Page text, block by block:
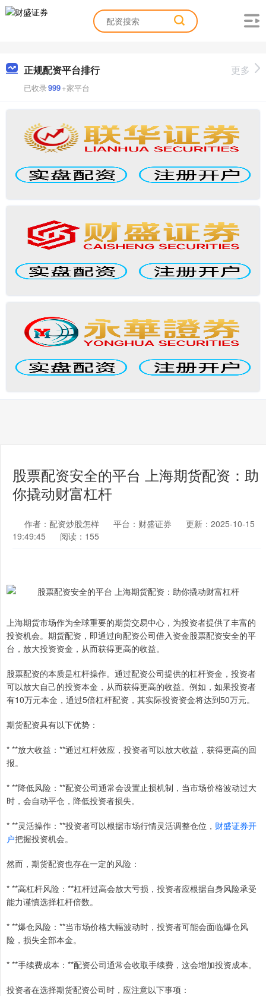
正规配资平台排行
已收录999+家平台
更多
股票配资安全的平台 上海期货配资：助
你撬动财富杠杆
作者：配资炒股怎样 平台：财盛证券
更新：2025-10-15
19:49:45
阅读：155
上海期货市场作为全球重要的期货交易中心，为投资者提供了丰富的
投资机会。期货配资，即通过向配资公司借入资金股票配资安全的平
台，放大投资资金，从而获得更高的收益。
股票配资的本质是杠杆操作。通过配资公司提供的杠杆资金，投资者
可以放大自己的投资本金，从而获得更高的收益。例如，如果投资者
有10万元本金，通过5倍杠杆配资，其实际投资资金将达到50万元。
期货配资具有以下优势：
* **放大收益：**通过杠杆效应，投资者可以放大收益，获得更高的回
报。
* **降低风险：**配资公司通常会设置止损机制，当市场价格波动过大
时，会自动平仓，降低投资者损失。
* **灵活操作：**投资者可以根据市场行情灵活调整仓位， 财盛证券开
户把握投资机会。
然而，期货配资也存在一定的风险：
* **高杠杆风险：**杠杆过高会放大亏损，投资者应根据自身风险承受
能力谨慎选择杠杆倍数。
* **爆仓风险：**当市场价格大幅波动时，投资者可能会面临爆仓风
险，损失全部本金。
* **手续费成本：**配资公司通常会收取手续费，这会增加投资成本。
投资者在选择期货配资公司时，应注意以下事项：